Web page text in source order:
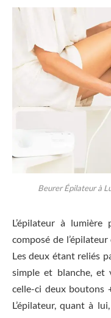
Beurer Épilateur à
L’épilateur à
composé de
Les deux étant reliés
simple et blanche, et
celle-ci deux boutons
L’épilateur, quant à